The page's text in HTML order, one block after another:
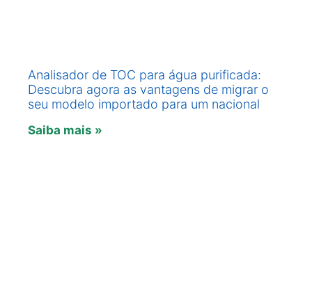
Analisador de TOC para água purificada:
Descubra agora as vantagens de migrar o
seu modelo importado para um nacional
Saiba mais »